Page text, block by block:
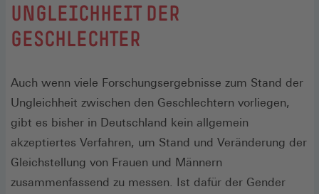
UNGLEICHHEIT DER
GESCHLECHTER
Auch wenn viele Forschungsergebnisse zum Stand der
Ungleichheit zwischen den Geschlechtern vorliegen,
gibt es bisher in Deutschland kein allgemein
akzeptiertes Verfahren, um Stand und Veränderung der
Gleichstellung von Frauen und Männern
zusammenfassend zu messen. Ist dafür der Gender